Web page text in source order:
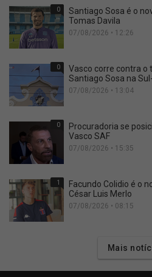
0
Santiago Sosa é o
Tomas Davila
07/08/2026 • 12:26
0
Vasco corre contra o
Santiago Sosa na
07/08/2026 • 13:04
0
Procuradoria se
Vasco SAF
07/08/2026 • 15:35
1
Facundo Colidio é o
César Luis Merlo
07/08/2026 • 08:15
Mais